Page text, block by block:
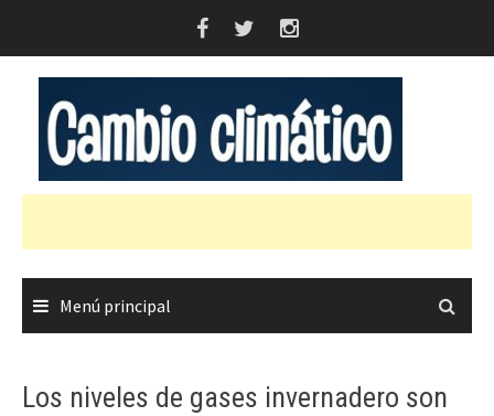
Menú principal
Los niveles de gases invernadero son